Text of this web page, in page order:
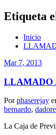
Etiqueta
Inicio
Mar 7, 2013
LLAMADO
Porphaserejay
bernardo,
La Caja de